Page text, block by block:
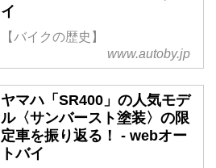
イ
【バイクの歴史】
www.autoby.jp
ヤマハ「SR400」の人気モデ
ル〈サンバースト塗装〉の限
定車を振り返る！ - webオー
トバイ